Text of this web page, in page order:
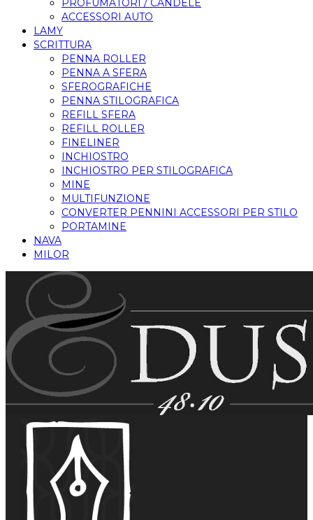
PROFUMATORI / CANDELE
ACCESSORI AUTO
LAMY
SCRITTURA
PENNA ROLLER
PENNA A SFERA
SFEROGRAFICHE
PENNA STILOGRAFICA
REFILL SFERA
REFILL ROLLER
FINELINER
INCHIOSTRO
INCHIOSTRO PER STILOGRAFICA
MINE
MULTIFUNZIONE
CONVERTER PENNINI ACCESSORI PER STILO
PORTAMINE
NAVA
MILOR